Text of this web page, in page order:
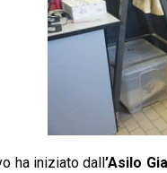
ha iniziato dall’Asilo